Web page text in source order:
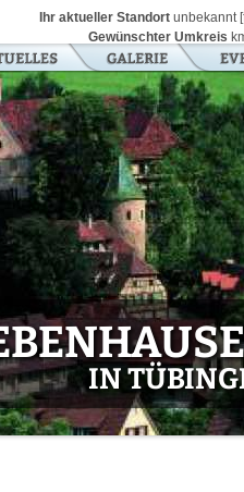
Ihr aktueller Standort unbekannt
Gewünschter Umkreis
IN